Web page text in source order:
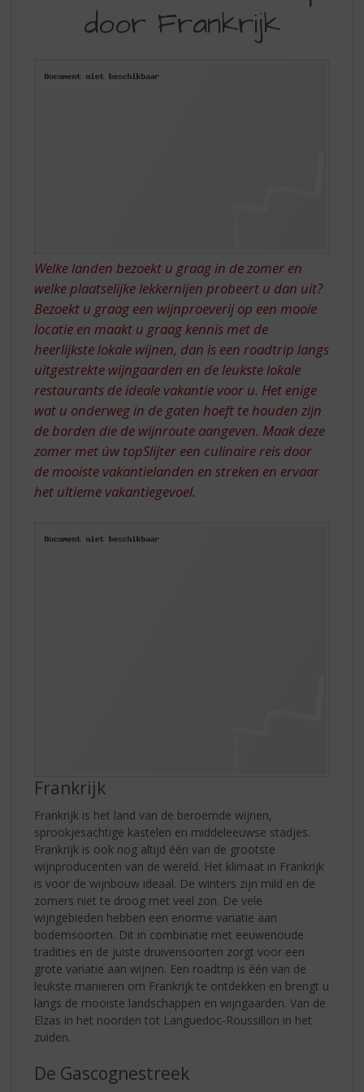
ROADTRIP
FRANKRIJK
door Frankrijk
Welke landen bezoekt u graag in de zomer en
welke plaatselijke lekkernijen probeert u dan uit?
Bezoekt u graag een wijnproeverij op een mooie
locatie en maakt u graag kennis met de
heerlijkste lokale wijnen, dan is een roadtrip langs
uitgestrekte wijngaarden en de leukste lokale
restaurants de ideale vakantie voor u. Het enige
wat u onderweg in de gaten hoeft te houden zijn
de borden die de wijnroute aangeven. Maak deze
zomer met úw topSlijter een culinaire reis door
de mooiste vakantielanden en streken en ervaar
het ultieme vakantiegevoel.
Frankrijk
Frankrijk is het land van de beroemde wijnen,
sprookjesachtige kastelen en middeleeuwse stadjes.
Frankrijk is ook nog altijd één van de grootste
wijnproducenten van de wereld. Het klimaat in Frankrijk
is voor de wijnbouw ideaal. De winters zijn mild en de
zomers niet te droog met veel zon. De vele
wijngebieden hebben een enorme variatie aan
bodemsoorten. Dit in combinatie met eeuwenoude
tradities en de juiste druivensoorten zorgt voor een
grote variatie aan wijnen. Een roadtrip is één van de
leukste manieren om Frankrijk te ontdekken en brengt u
langs de mooiste landschappen en wijngaarden. Van de
Elzas in het noorden tot Languedoc-Roussillon in het
zuiden.
De Gascognestreek